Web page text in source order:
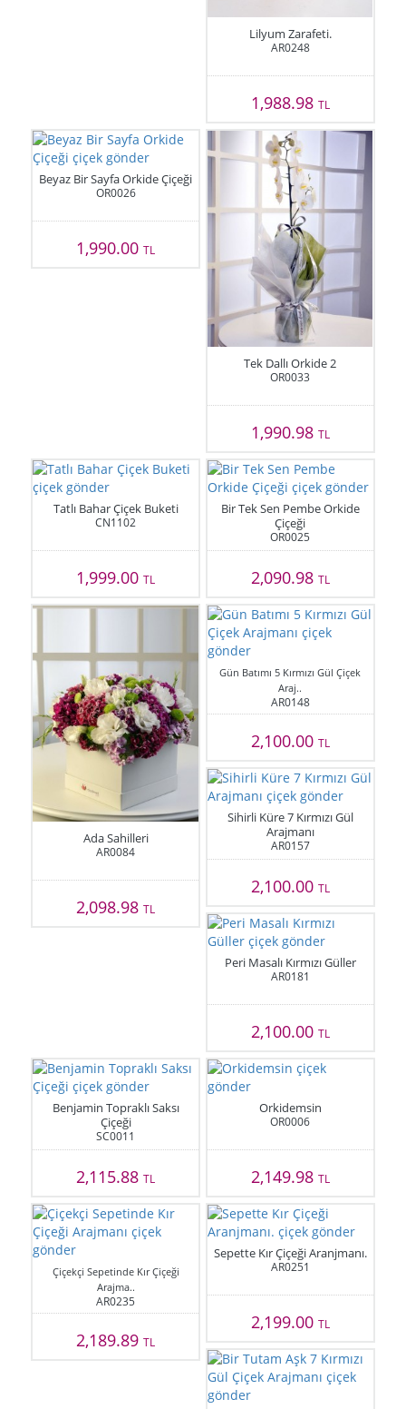
Lilyum Zarafeti.
AR0248
1,988.98 TL
Beyaz Bir Sayfa Orkide Çiçeği
OR0026
1,990.00TL
Tek Dallı Orkide 2
OR0033
1,990.98 TL
Tatlı Bahar Çiçek Buketi
CN1102
1,999.00TL
Bir Tek Sen Pembe Orkide
Çiçeği
OR0025
2,090.98 TL
Ada Sahilleri
AR0084
2,098.98TL
Gün Batımı 5 Kırmızı Gül Çiçek
Araj..
AR0148
2,100.00 TL
Sihirli Küre 7 Kırmızı Gül
Arajmanı
AR0157
2,100.00 TL
Peri Masalı Kırmızı Güller
AR0181
2,100.00 TL
Benjamin Topraklı Saksı
Çiçeği
SC0011
2,115.88TL
Orkidemsin
OR0006
2,149.98 TL
Çiçekçi Sepetinde Kır Çiçeği
Arajma..
AR0235
2,189.89TL
Sepette Kır Çiçeği Aranjmanı.
AR0251
2,199.00 TL